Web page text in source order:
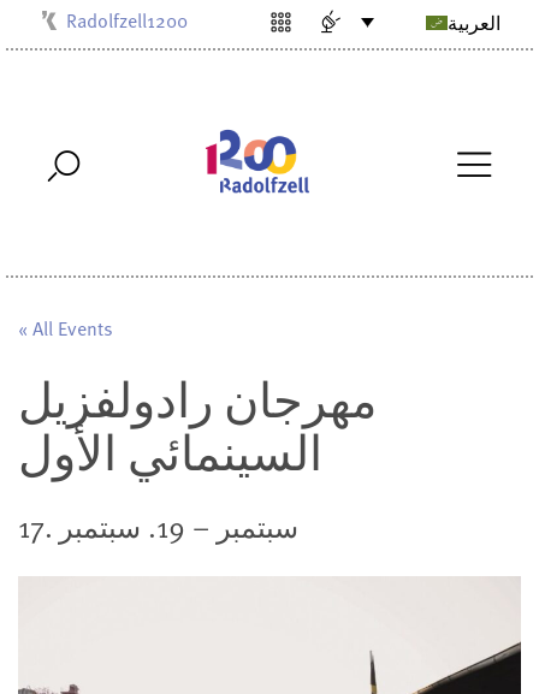
Musikschule
Stadtbibliothek
Radolfzell1200 العربية
« All Events
مهرجان رادولفزيل
السينمائي الأول
17. سبتمبر – 19. سبتمبر